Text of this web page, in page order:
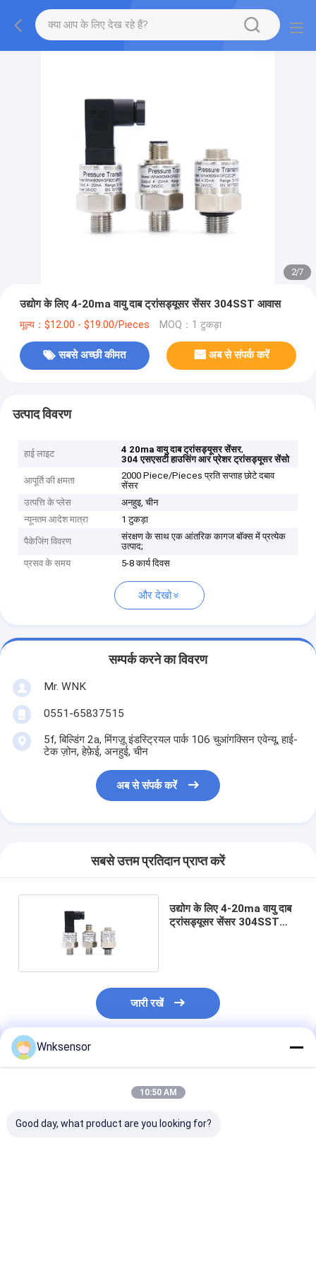
2/7
उद्योग के लिए 4-20ma वायु दाब ट्रांसड्यूसर सेंसर 304SST आवास
मूल्य：$12.00 - $19.00/Pieces MOQ：1 टुकड़ा
सबसे अच्छी कीमत अब से संपर्क करें
उत्पाद विवरण
हाई लाइट 4 20ma वायु दाब ट्रांसड्यूसर सेंसर,
304 एसएसटी हाउसिंग आर प्रेशर ट्रांसड्यूसर सेंसो
आपूर्ति की क्षमता
2000 Piece/Pieces प्रति सप्ताह छोटे दबाव
सेंसर
उत्पत्ति के प्लेस
अनहुइ, चीन
न्यूनतम आदेश मात्रा
1 टुकड़ा
पैकेजिंग विवरण
संरक्षण के साथ एक आंतरिक कागज बॉक्स में प्रत्येक
उत्पाद;
प्रसव के समय
5-8 कार्य दिवस
और देखो
सम्पर्क करने का विवरण
Mr. WNK
0551-65837515
5f, बिल्डिंग 2a, मिंगज़ू इंडस्ट्रियल पार्क 106 चुआंगक्सिन एवेन्यू, हाई-
टेक ज़ोन, हेफ़ेई, अनहुई, चीन
अब से संपर्क करें
सबसे उत्तम प्रतिदान प्राप्त करें
उद्योग के लिए 4-20ma वायु दाब
ट्रांसड्यूसर सेंसर 304SST
जारी रखें
अनुशंसित उत्पाद
Wnksensor
10:50 AM
Good day, what product are you looking for?